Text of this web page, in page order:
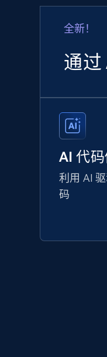
全新！
通过
AI 代
利用 AI
码